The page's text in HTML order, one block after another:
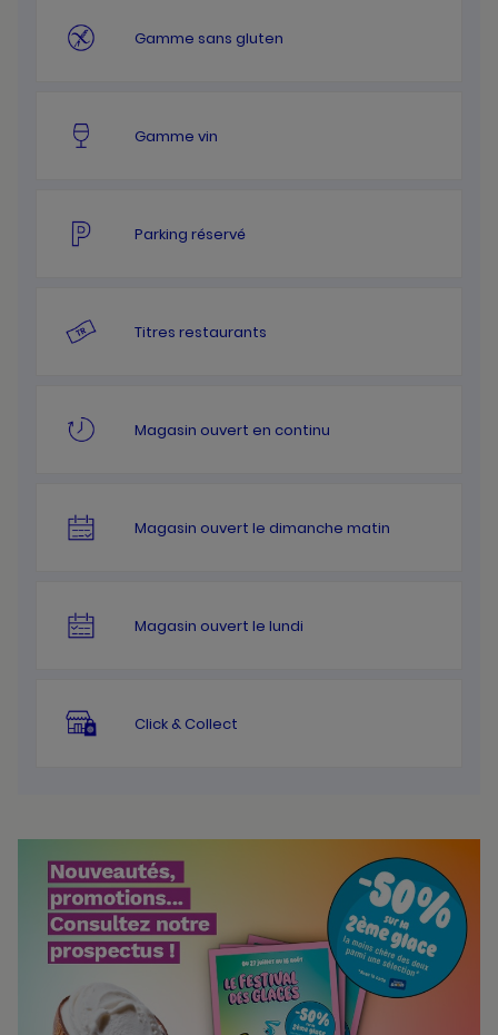
Gamme sans gluten
Gamme vin
Parking réservé
Titres restaurants
Magasin ouvert en continu
Magasin ouvert le dimanche matin
Magasin ouvert le lundi
Click & Collect